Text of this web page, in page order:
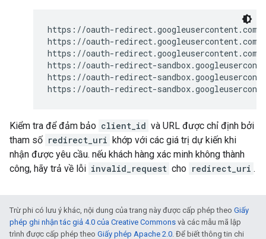
https://oauth-redirect.googleusercontent.com/
https://oauth-redirect.googleusercontent.com/
https://oauth-redirect.googleusercontent.com/
https://oauth-redirect-
https://oauth-redirect-
Kiểm tra để đảm bảo client_id và URL được chỉ định bởi
tham số redirect_uri khớp với các giá trị dự kiến khi
nhận được yêu cầu. nếu khách hàng xác minh không thành
công, hãy trả về lỗi invalid_request cho redirect_uri .
Trừ phi có lưu ý khác, nội dung của trang này được cấp phép theo Giấy
phép ghi nhận tác giả 4.0 của Creative Commons và các mẫu mã lập
trình được cấp phép theo Giấy phép Apache 2.0. Để biết thông tin chi